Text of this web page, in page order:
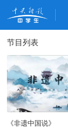
节目列表
《非遗中国说》